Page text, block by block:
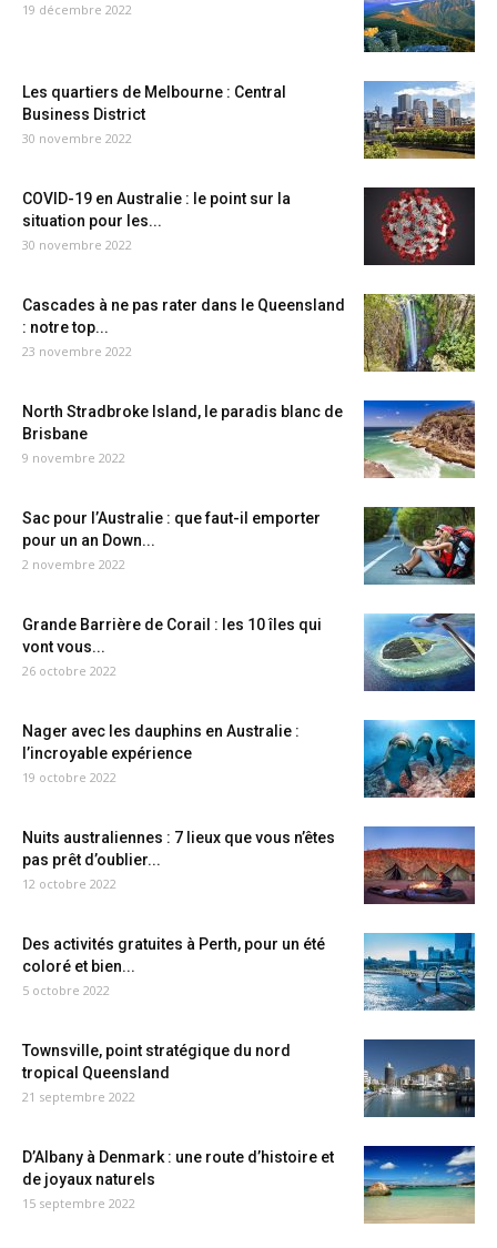
19 décembre 2022
Les quartiers de Melbourne : Central
Business District
30 novembre 2022
COVID-19 en Australie : le point sur la
situation pour les...
30 novembre 2022
Cascades à ne pas rater dans le Queensland
: notre top...
23 novembre 2022
North Stradbroke Island, le paradis blanc de
Brisbane
9 novembre 2022
Sac pour l’Australie : que faut-il emporter
pour un an Down...
2 novembre 2022
Grande Barrière de Corail : les 10 îles qui
vont vous...
26 octobre 2022
Nager avec les dauphins en Australie :
l’incroyable expérience
19 octobre 2022
Nuits australiennes : 7 lieux que vous n’êtes
pas prêt d’oublier...
12 octobre 2022
Des activités gratuites à Perth, pour un été
coloré et bien...
5 octobre 2022
Townsville, point stratégique du nord
tropical Queensland
21 septembre 2022
D’Albany à Denmark : une route d’histoire et
de joyaux naturels
15 septembre 2022